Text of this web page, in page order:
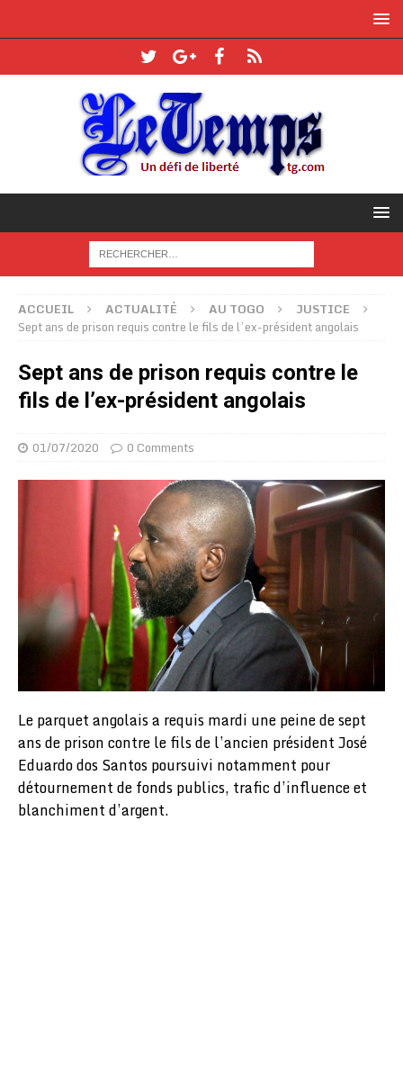
ACCUEIL ACTUALITÉ AU TOGO
JUSTICE
Sept ans de prison requis contre le fils de l’ex-président angolais
Sept ans de prison requis contre le
fils de l’ex-président angolais
01/07/2020 0 Comments
Le parquet angolais a requis mardi une peine de sept
ans de prison contre le fils de l’ancien président José
Eduardo dos Santos poursuivi notamment pour
détournement de fonds publics, trafic d’influence et
blanchiment d’argent.